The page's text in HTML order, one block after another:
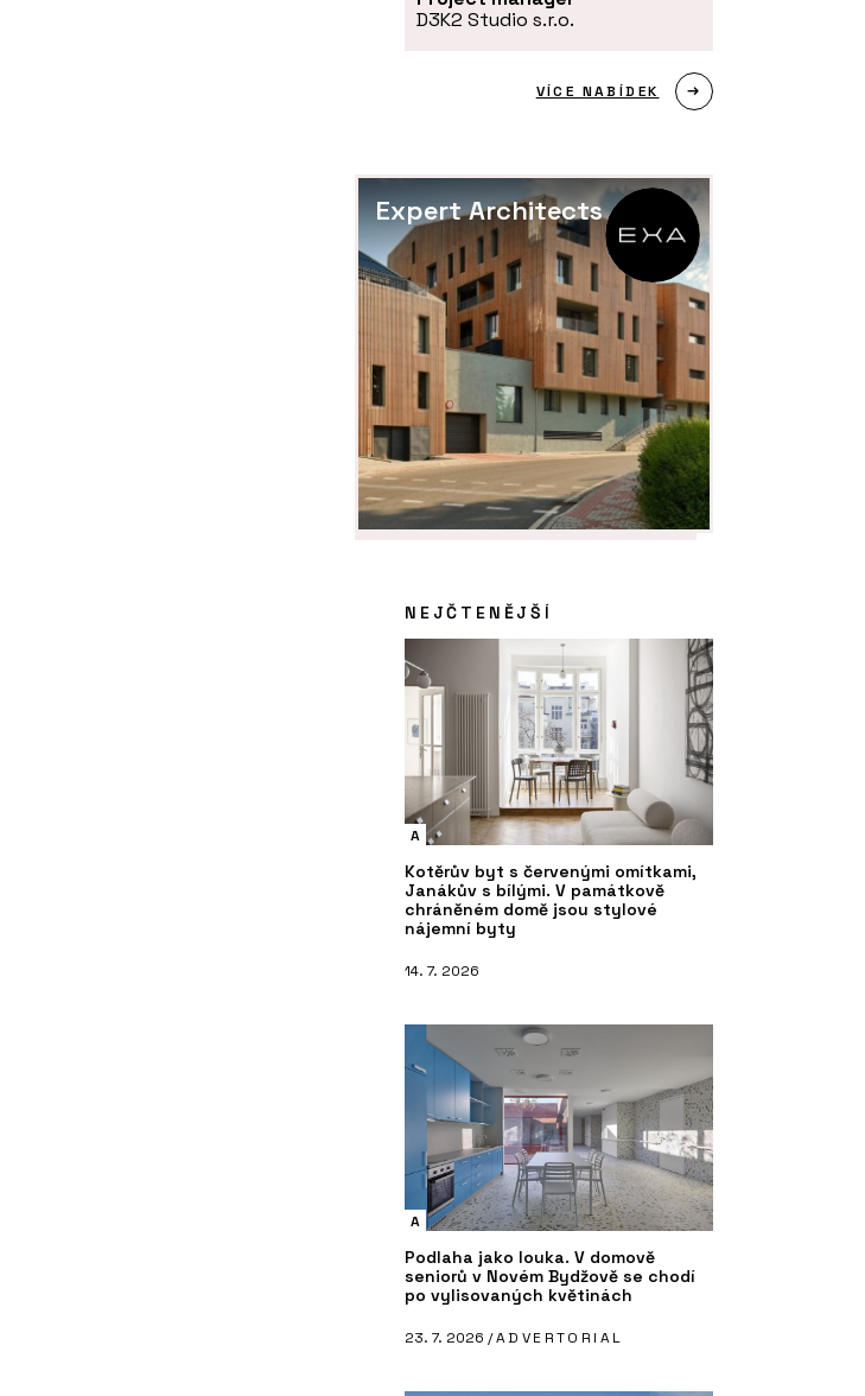
D3K2 Studio s.r.o.
VÍCE NABÍDEK
Expert Architects
NEJČTENĚJŠÍ
A
Kotěrův byt s červenými omítkami,
Janákův s bílými. V památkově
chráněném domě jsou stylové
nájemní byty
14. 7. 2026
A
Podlaha jako louka. V domově
seniorů v Novém Bydžově se chodí
po vylisovaných květinách
23. 7. 2026 /ADVERTORIAL